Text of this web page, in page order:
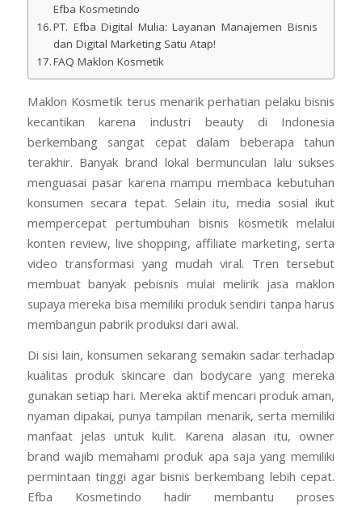
Efba Kosmetindo
PT. Efba Digital Mulia: Layanan Manajemen Bisnis
dan Digital Marketing Satu Atap!
FAQ Maklon Kosmetik
Maklon Kosmetik terus menarik perhatian pelaku bisnis
kecantikan karena industri beauty di Indonesia
berkembang sangat cepat dalam beberapa tahun
terakhir. Banyak brand lokal bermunculan lalu sukses
menguasai pasar karena mampu membaca kebutuhan
konsumen secara tepat. Selain itu, media sosial ikut
mempercepat pertumbuhan bisnis kosmetik melalui
konten review, live shopping, affiliate marketing, serta
video transformasi yang mudah viral. Tren tersebut
membuat banyak pebisnis mulai melirik jasa maklon
supaya mereka bisa memiliki produk sendiri tanpa harus
membangun pabrik produksi dari awal.
Di sisi lain, konsumen sekarang semakin sadar terhadap
kualitas produk skincare dan bodycare yang mereka
gunakan setiap hari. Mereka aktif mencari produk aman,
nyaman dipakai, punya tampilan menarik, serta memiliki
manfaat jelas untuk kulit. Karena alasan itu, owner
brand wajib memahami produk apa saja yang memiliki
permintaan tinggi agar bisnis berkembang lebih cepat.
Efba Kosmetindo hadir membantu proses